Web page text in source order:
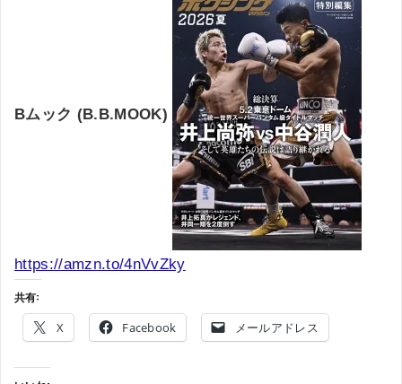
Bムック (B.B.MOOK)
https://amzn.to/4nVvZky
共有:
X Facebook メールアドレス